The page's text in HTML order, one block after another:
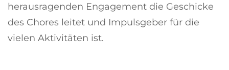
herausragenden Engagement die Geschicke
des Chores leitet und Impulsgeber für die
vielen Aktivitäten ist.